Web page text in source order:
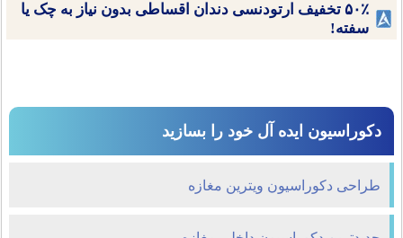
۵۰٪ تخفیف ارتودنسی دندان اقساطی بدون نیاز به چک یا
سفته!
دکوراسیون ایده آل خود را بسازید
طراحی دکوراسیون ویترین مغازه